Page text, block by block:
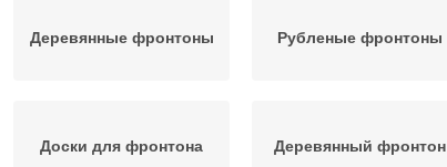
Деревянные фронтоны Рубленые фронтоны
Доски для фронтона Деревянный фронтон